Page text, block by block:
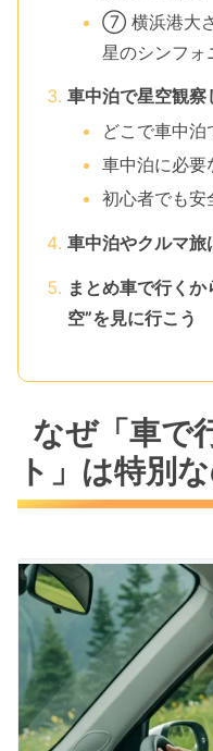
⑦ 横浜港大
星のシンフォ
車中泊で星空観察
どこで車中泊
車中泊に必要
初心者でも安
車中泊やクルマ旅
まとめ車で行く
空”を見に行こう
なぜ「車で
ト」は特別